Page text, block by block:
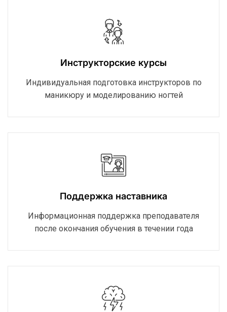
Инструкторские курсы
Индивидуальная подготовка инструкторов по
маникюру и моделированию ногтей
Поддержка наставника
Информационная поддержка преподавателя
после окончания обучения в течении года